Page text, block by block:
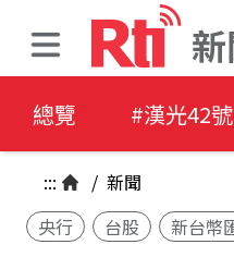
總覽 #漢光42
::: / 新聞
央行
台股 新台幣